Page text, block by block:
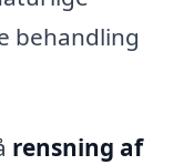
behandling
rensning af